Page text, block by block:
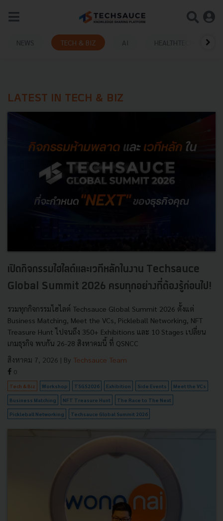
NEWS TECH & BIZ AI HEALTHTECH
LATEST IN TECH & BIZ
เปิดกิจกรรมไฮไลต์และเวทีหลักในงาน Techsauce
Global Summit 2026 ครบทุกอย่างที่ต้องรู้ก่อนไป!
รวมทุกกิจกรรมไฮไลต์ Techsauce Global Summit 2026 ตั้งแต่
Business Matching, Meet the VCs, Pickleball Networking, NFT
Treasure Hunt ไปจนถึง 350+ Exhibitions และ 10 Stages เปลี่ยน
เกมธุรกิจ พบกัน 26-28 สิงหาคมนี้ ที่ QSNCC
สิงหาคม 7, 2026 | By Techsauce Team
0
Tech & Biz Workshop TSGS2026 Exhibition Side Events Meet the VCs
Business Matching NFT Treasure Hunt The Race to The Next
Pickleball Networking Techsauce Global Summit 2026